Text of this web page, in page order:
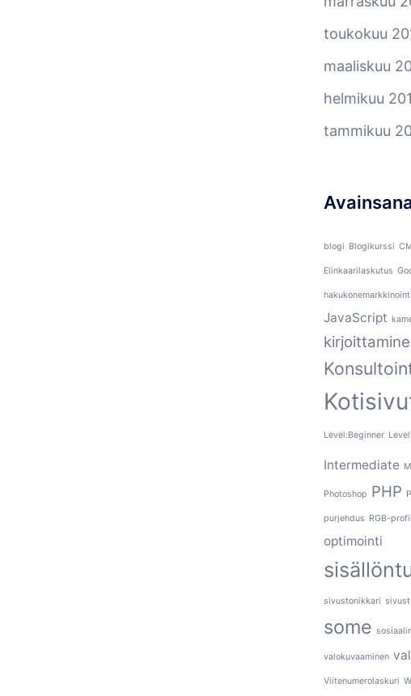
toukokuu
maaliskuu
helmikuu
tammikuu
blogi Blogikurssi
Elinkaarilaskutus
hakukonemarkkinointi
JavaScript
Level:Beginner
Intermediate
Photoshop PHP
purjehdus RGB-
optimointi
sivustonikkari
some
valokuvaaminen
Viitenumerolaskuri